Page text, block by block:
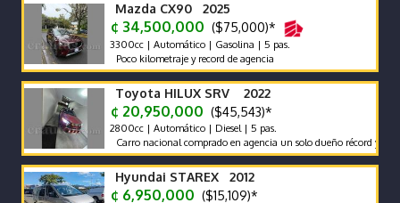
Mazda CX90 2025
¢ 34,500,000 ($75,000)*
3300cc | Automático | Gasolina | 5 pas.
Poco kilometraje y record de agencia
Toyota HILUX SRV 2022
¢ 20,950,000 ($45,543)*
2800cc | Automático | Diesel | 5 pas.
Carro nacional comprado en agencia un solo dueño récord y
Hyundai STAREX 2012
¢ 6,950,000 ($15,109)*